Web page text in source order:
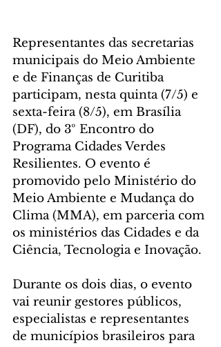
Representantes das secretarias
municipais do Meio Ambiente
e de Finanças de Curitiba
participam, nesta quinta (7/5) e
sexta-feira (8/5), em Brasília
(DF), do 3º Encontro do
Programa Cidades Verdes
Resilientes. O evento é
promovido pelo Ministério do
Meio Ambiente e Mudança do
Clima (MMA), em parceria com
os ministérios das Cidades e da
Ciência, Tecnologia e Inovação.
Durante os dois dias, o evento
vai reunir gestores públicos,
especialistas e representantes
de municípios brasileiros para